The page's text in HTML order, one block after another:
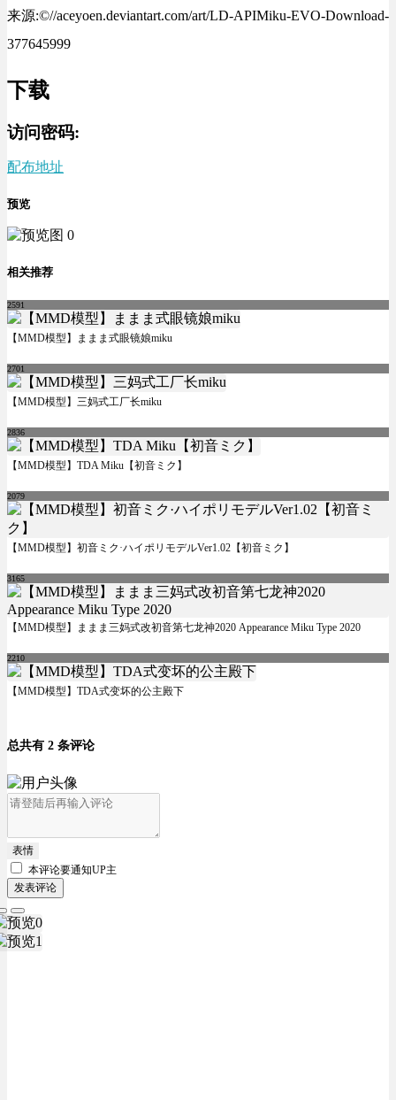
来源:©//aceyoen.deviantart.com/art/LD-APIMiku-EVO-Download-
377645999
下载
访问密码:
配布地址
预览
相关推荐
2591
【MMD模型】ままま式眼镜娘miku
2701
【MMD模型】三妈式工厂长miku
2836
【MMD模型】TDA Miku【初音ミク】
2079
【MMD模型】初音ミク·ハイポリモデルVer1.02【初音ミク】
3165
【MMD模型】ままま三妈式改初音第七龙神2020 Appearance Miku Type 2020
2210
【MMD模型】TDA式变坏的公主殿下
总共有 2 条评论
表情
本评论要通知UP主
发表评论